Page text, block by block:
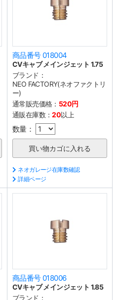
商品番号 018004
CVキャブ メインジェット 1.75
ブランド：
NEO FACTORY(ネオファクトリ
ー)
通常販売価格： 520円
通販在庫数：20以上
数量：
ネオガレージ在庫数確認
詳細ページ
商品番号 018006
CVキャブ メインジェット 1.85
ブランド：